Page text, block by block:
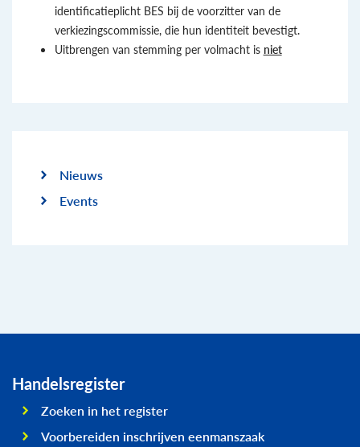
identificatieplicht BES bij de voorzitter van de
verkiezingscommissie, die hun identiteit bevestigt.
Uitbrengen van stemming per volmacht is niet
Nieuws
Events
Handelsregister
Zoeken in het register
Voorbereiden inschrijven eenmanszaak